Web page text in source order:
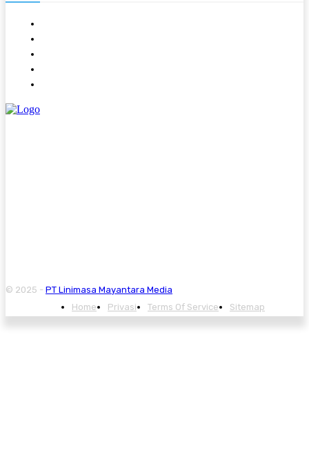
© 2025 - PT Linimasa Mayantara Media
Home
Privasi Terms Of Service Sitemap